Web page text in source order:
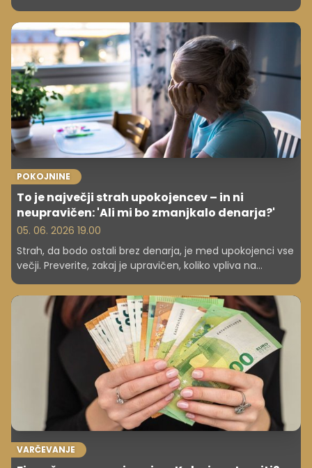
POKOJNINE
To je največji strah upokojencev – in ni
neupravičen: 'Ali mi bo zmanjkalo denarja?'
05. 06. 2026 19.00
Strah, da bodo ostali brez denarja, je med upokojenci vse
večji. Preverite, zakaj je upravičen, koliko vpliva na
VARČEVANJE